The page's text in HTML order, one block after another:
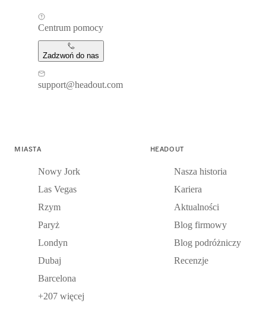
Centrum pomocy
Zadzwoń do nas
support@headout.com
MIASTA
Nowy Jork
Las Vegas
Rzym
Paryż
Londyn
Dubaj
Barcelona
+207 więcej
HEADOUT
Nasza historia
Kariera
Aktualności
Blog firmowy
Blog podróżniczy
Recenzje